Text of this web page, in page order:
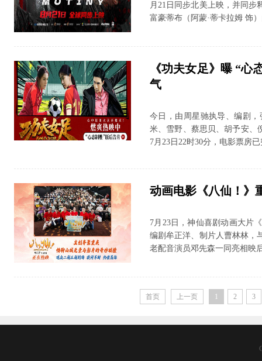
月21日同步北美上映，并同步
富豪蒂布（阿蒙·蒂卡拉姆 饰）
《功夫女足》曝 “
气
今日，由周星驰执导、编剧
米、雪野、蔡思贝、胡予安、
7月23日22时30分，电影票房已
动画电影《八仙！》
7月23日，神仙喜剧动画大片
编剧牟正洋、制片人曹林林，
老配音演员邓先森一同亮相映
首页 上一页 1 2 3